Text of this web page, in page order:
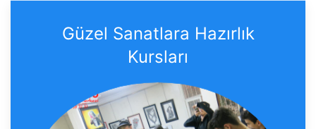
Güzel Sanatlara Hazırlık
Kursları